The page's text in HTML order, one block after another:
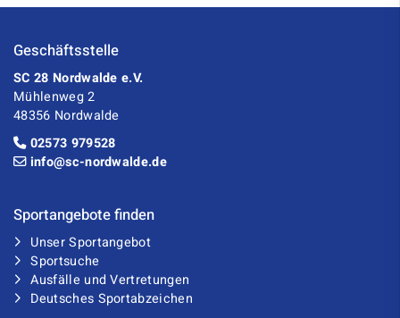
Geschäftsstelle
SC 28 Nordwalde e.V.
Mühlenweg 2
48356 Nordwalde
02573 979528
info@sc-nordwalde.de
Sportangebote finden
Unser Sportangebot
Sportsuche
Ausfälle und Vertretungen
Deutsches Sportabzeichen